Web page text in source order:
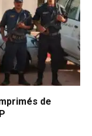
de